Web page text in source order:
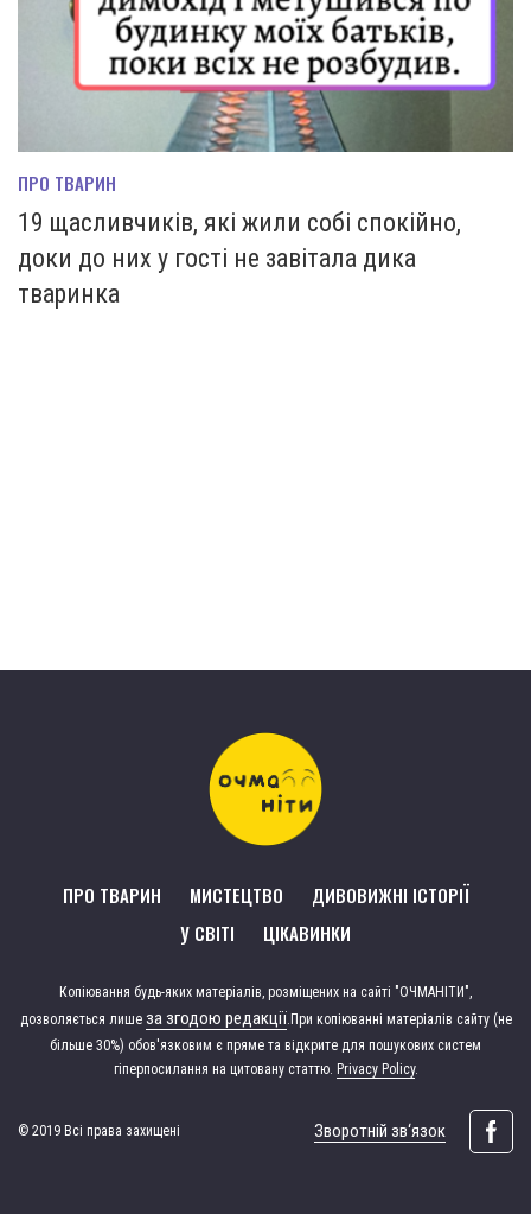
ПРО ТВАРИН
19 щасливчиків, які жили собі спокійно,
доки до них у гості не завітала дика
тваринка
ПРО ТВАРИН МИСТЕЦТВО
ДИВОВИЖНІ ІСТОРІЇ
У СВІТІ
ЦІКАВИНКИ
Зворотній зв‘язок
Копіювання будь-яких матеріалів, розміщених на сайті "ОЧМАНІТИ",
дозволяється лише за згодою редакції При копіюванні матеріалів сайту (не
більше 30%) обов'язковим є пряме та відкрите для пошукових систем
гіперпосилання на цитовану статтю. Privacy Policy.
© 2019 Всі права захищені